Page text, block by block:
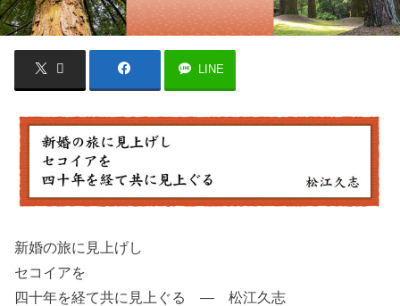
LINE
新婚の旅に見上げし
セコイアを
四十年を経て共に見上ぐる ― 松江久志